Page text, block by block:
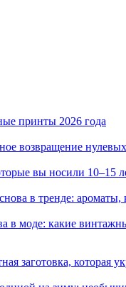
принты 2026 года
возвращение
вы носили 10–15
в тренде:
в моде: какие
заготовка, которая